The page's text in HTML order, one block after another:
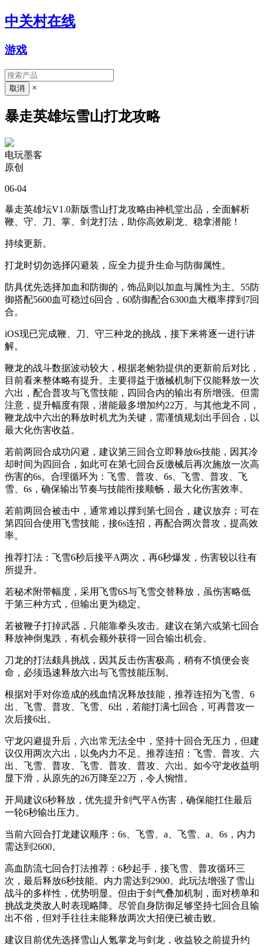
中关村在线
游戏
×
暴走英雄坛雪山打龙攻略
电玩墨客
原创
06-04
暴走英雄坛V1.0新版雪山打龙攻略由神机堂出品，全面解析
鞭、守、刀、掌、剑龙打法，助你高效刷龙、稳拿潜能！
持续更新。
打龙时切勿选择闪避装，应全力提升生命与防御属性。
防具优先选择加血和防御的，饰品则以加血与属性为主。55防
御搭配5600血可稳过6回合，60防御配合6300血大概率撑到7回
合。
iOS现已完成鞭、刀、守三种龙的挑战，接下来将逐一进行讲
解。
鞭龙的战斗数据波动较大，根据老鲍勃提供的更新前后对比，
目前看来整体略有提升。主要得益于缴械机制下仅能释放一次
六出，配合普攻与飞雪技能，四回合内的输出有所增强。但需
注意，提升幅度有限，潜能最多增加约22万。与其他龙不同，
鞭龙战中六出的释放时机尤为关键，需谨慎规划出手回合，以
最大化伤害收益。
若前两回合成功闪避，建议第三回合立即释放6s技能，因其冷
却时间为四回合，如此可在第七回合反缴械后再次施放一次高
伤害的6s。合理循环为：飞雪、普攻、6s、飞雪、普攻、飞
雪、6s，确保输出节奏与技能衔接顺畅，最大化伤害效率。
若前两回合被击中，通常难以撑到第七回合，建议放弃；可在
第四回合使用飞雪技能，接6s连招，再配合两次普攻，提高效
率。
推荐打法：飞雪6秒后接平A两次，再6秒爆发，伤害较以往有
所提升。
若秘术附带幅度，采用飞雪6S与飞雪交替释放，虽伤害略低
于第三种方式，但输出更为稳定。
若被鞭子打掉武器，只能靠拳头攻击。建议在第六或第七回合
释放神倒鬼跌，有机会额外获得一回合输出机会。
刀龙的打法颇具挑战，因其反击伤害极高，稍有不慎便会丧
命，必须迅速释放六出与飞雪技能压制。
根据对手对你造成的残血情况释放技能，推荐连招为飞雪、6
出、飞雪、普攻、飞雪、6出，若能打满七回合，可再普攻一
次后接6出。
守龙闪避提升后，六出常无法全中，坚持十回合无压力，但建
议仅用两次六出，以免内力不足。推荐连招：飞雪、普攻、六
出、飞雪、普攻、飞雪、普攻、普攻、六出。如今守龙收益明
显下滑，从原先的26万降至22万，令人惋惜。
开局建议6秒释放，优先提升剑气平A伤害，确保能扛住最后
一轮6秒输出压力。
当前六回合打龙建议顺序：6s、飞雪、a、飞雪、a、6s，内力
需达到2600。
高血防流七回合打法推荐：6秒起手，接飞雪、普攻循环三
次，最后释放6秒技能。内力需达到2900。此玩法增强了雪山
战斗的多样性，优势明显。但由于剑气叠加机制，面对榜单和
挑战龙类敌人时表现略降。尽管自身防御足够坚持七回合且输
出不俗，但对手往往未能释放两次大招便已被击败。
建议目前优先选择雪山人氪掌龙与剑龙，收益较之前提升约